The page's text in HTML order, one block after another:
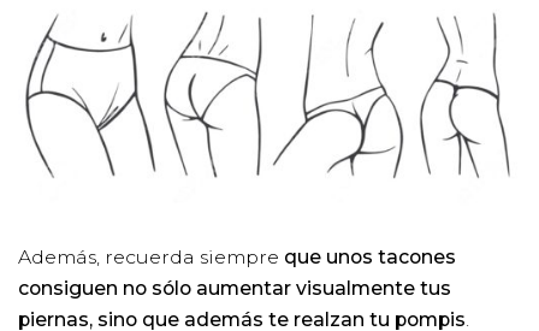
Además, recuerda siempre que unos tacones
consiguen no sólo aumentar visualmente tus
piernas, sino que además te realzan tu pompis.